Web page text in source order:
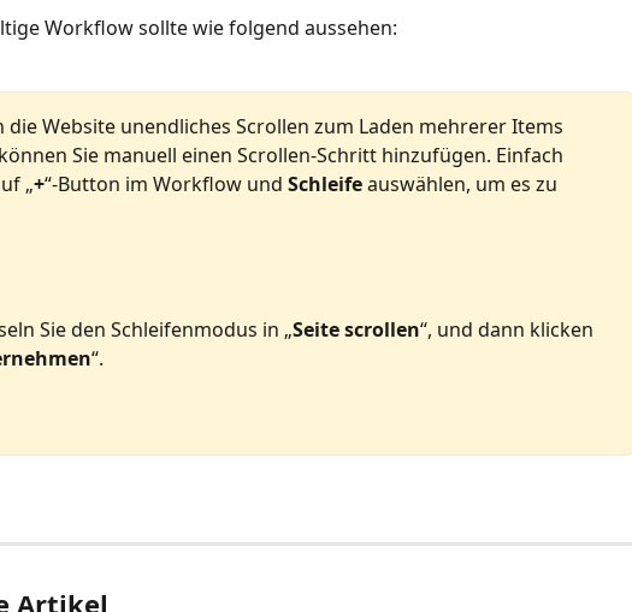
Workflow sollte wie folgend aussehen:
die Website unendliches Scrollen zum Laden mehrerer Items
Sie manuell einen Scrollen-Schritt hinzufügen. Einfach
„+“-Button im Workflow und Schleife auswählen, um es zu
Sie den Schleifenmodus in „Seite scrollen“, und dann klicken
“.
Artikel